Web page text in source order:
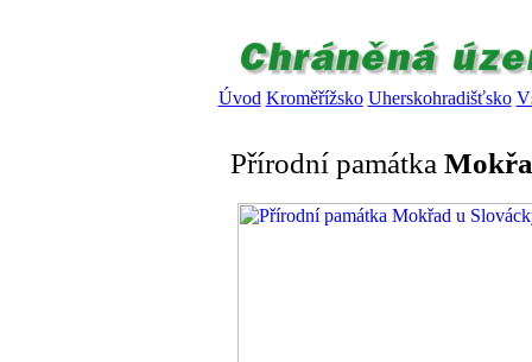
Úvod Kroměřížsko Uherskohradišťsko
Přírodní památka